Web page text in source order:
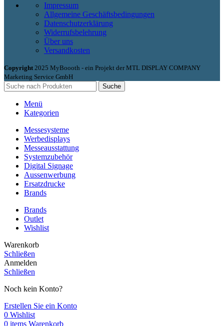
Impressum
Allgemeine Geschäftsbedingungen
Datenschutzerklärung
Widerrufsbelehrung
Über uns
Versandkosten
Copyright 2025 MyBoooth - ein Projekt der MTL DISPLAY COMPANY
Marketing Service GmbH
Suche
Menü
Kategorien
Messesysteme
Werbedisplays
Messeausstattung
Systemzubehör
Digital Signage
Aussenwerbung
Ersatzdrucke
Brands
Brands
Outlet
Wishlist
Warenkorb
Schließen
Anmelden
Schließen
Noch kein Konto?
Erstellen Sie ein Konto
0 Wishlist
0 items Warenkorb